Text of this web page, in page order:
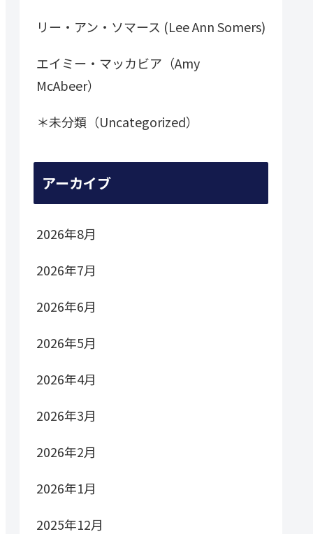
リー・アン・ソマース (Lee Ann Somers)
エイミー・マッカビア（Amy
McAbeer）
＊未分類（Uncategorized）
アーカイブ
2026年8月
2026年7月
2026年6月
2026年5月
2026年4月
2026年3月
2026年2月
2026年1月
2025年12月